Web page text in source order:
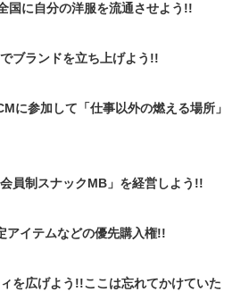
国に自分の洋服を流通させよう!!
ブランドを立ち上げよう!!
に参加して「仕事以外の燃える場所」
員制スナックMB」を経営しよう!!
アイテムなどの優先購入権!!
を広げよう!!ここは忘れてかけていた